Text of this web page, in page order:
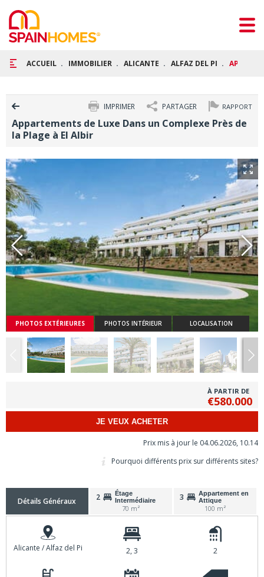
ACCUEIL IMMOBILIER ALICANTE ALFAZ DEL PI
RAPPORT
PARTAGER
IMPRIMER
Appartements de Luxe Dans un Complexe Près de
la Plage à El Albir
PHOTOS EXTÉRIEURES PHOTOS INTÉRIEUR LOCALISATION
À PARTIR DE
€580.000
JE VEUX ACHETER
Prix mis à jour le 04.06.2026, 10.14
Pourquoi différents prix sur différents sites?
Détails Généraux 2
Étage
Intermédiaire
70 m²
3
Appartement en
Attique
100 m²
Alicante / Alfaz del Pi 2, 3 2